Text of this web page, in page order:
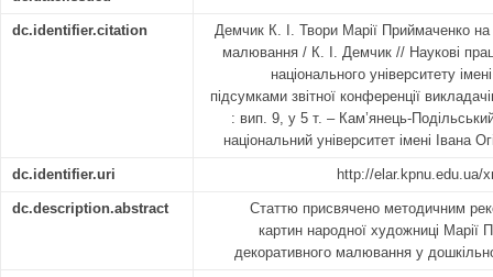
dc.identifier.citation
Демчик К. І. Твори Марії Приймаченко на
малювання / К. І. Демчик // Наукові
національного університету
підсумками звітної конференції
: вип. 9, у 5 т. – Кам’янець-
національний університет імені Івана
dc.identifier.uri http://elar.kpnu.edu.ua/
dc.description.abstract
Статтю присвячено методичним
картин народної художниці Марії
декоративного малювання у